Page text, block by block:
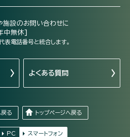
施設のお問い合わせに
中無休]
電話番号と統合します。
よくある質問
る トップページへ戻る
PC スマートフォン